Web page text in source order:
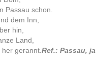
Passau schon.
dem Inn,
hin,
Land,
gerannt. Ref.: Passau, ja